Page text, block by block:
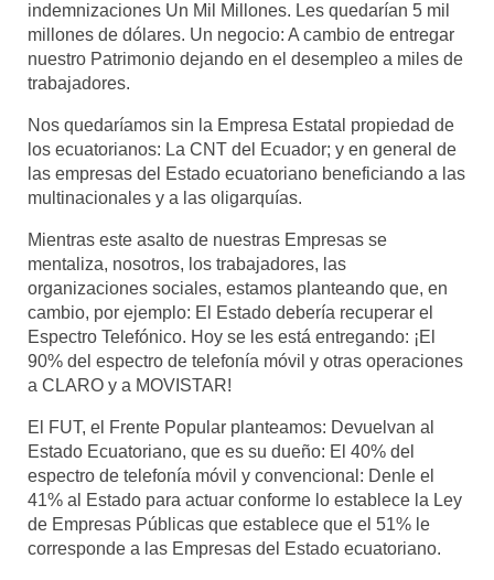
indemnizaciones Un Mil Millones. Les quedarían 5 mil
millones de dólares. Un negocio: A cambio de entregar
nuestro Patrimonio dejando en el desempleo a miles de
trabajadores.
Nos quedaríamos sin la Empresa Estatal propiedad de
los ecuatorianos: La CNT del Ecuador; y en general de
las empresas del Estado ecuatoriano beneficiando a las
multinacionales y a las oligarquías.
Mientras este asalto de nuestras Empresas se
mentaliza, nosotros, los trabajadores, las
organizaciones sociales, estamos planteando que, en
cambio, por ejemplo: El Estado debería recuperar el
Espectro Telefónico. Hoy se les está entregando: ¡El
90% del espectro de telefonía móvil y otras operaciones
a CLARO y a MOVISTAR!
El FUT, el Frente Popular planteamos: Devuelvan al
Estado Ecuatoriano, que es su dueño: El 40% del
espectro de telefonía móvil y convencional: Denle el
41% al Estado para actuar conforme lo establece la Ley
de Empresas Públicas que establece que el 51% le
corresponde a las Empresas del Estado ecuatoriano.